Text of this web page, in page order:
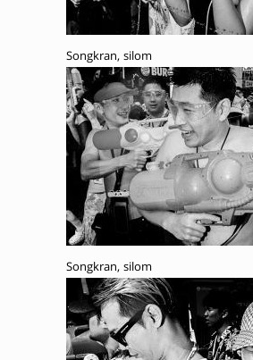
Songkran, silom
Songkran, silom